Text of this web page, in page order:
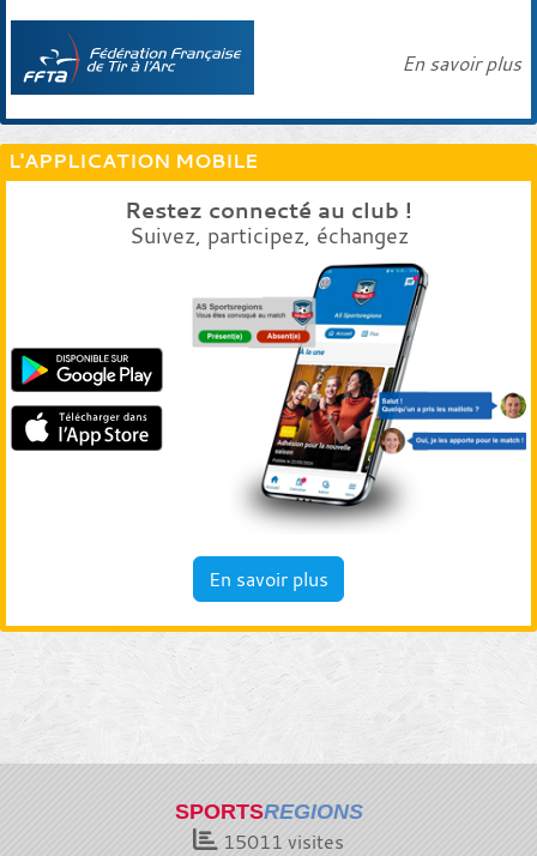
En savoir plus
L'APPLICATION MOBILE
Restez connecté au club !
Suivez, participez, échangez
En savoir plus
SPORTSREGIONS
15011 visites